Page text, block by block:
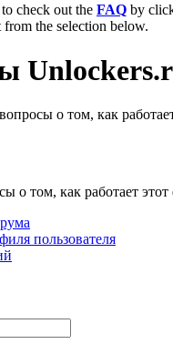
check out the FAQ by
the selection below.
о том, как
о том, как работает
пользователя